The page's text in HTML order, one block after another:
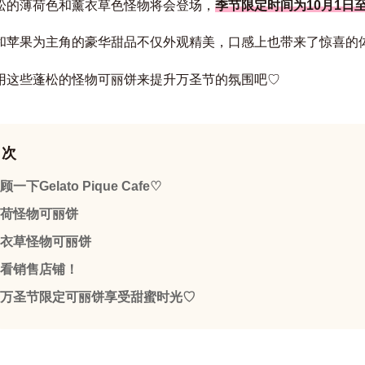
的薄荷色和薰衣草色怪物将会登场， 季节限定时间为10月1日
苹果为主角的豪华甜品不仅外观精美，口感上也带来了惊喜的
这些蓬松的怪物可丽饼来提升万圣节的氛围吧♡
一下Gelato Pique Cafe♡
怪物可丽饼
草怪物可丽饼
销售店铺！
圣节限定可丽饼享受甜蜜时光♡